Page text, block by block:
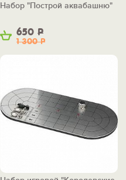
650 Р
1 300Р
Набор "Построй аквабашню"